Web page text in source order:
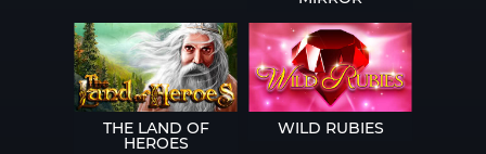
THE LAND OF
HEROES
WILD RUBIES